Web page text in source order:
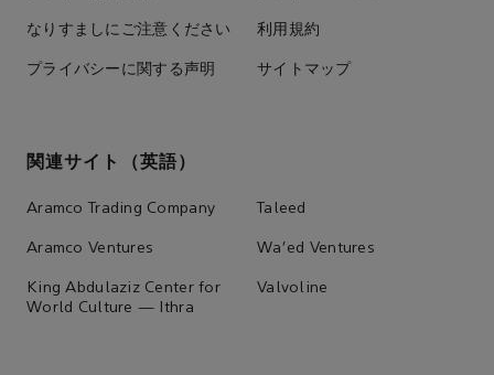
なりすましにご注意ください 利用規約
プライバシーに関する声明 サイトマップ
関連サイト（英語）
Aramco Trading Company Taleed
Aramco Ventures Wa'ed Ventures
King Abdulaziz Center for
World Culture — Ithra
Valvoline